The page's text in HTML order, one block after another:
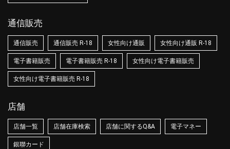
通信販売
通信販売 通信販売 R-18 女性向け通販 女性向け通販 R-18
電子書籍販売 電子書籍販売 R-18 女性向け電子書籍販売
女性向け電子書籍販売 R-18
店舗
店舗一覧 店舗在庫検索 店舗に関するQ&A 電子マネー
銀聯カード